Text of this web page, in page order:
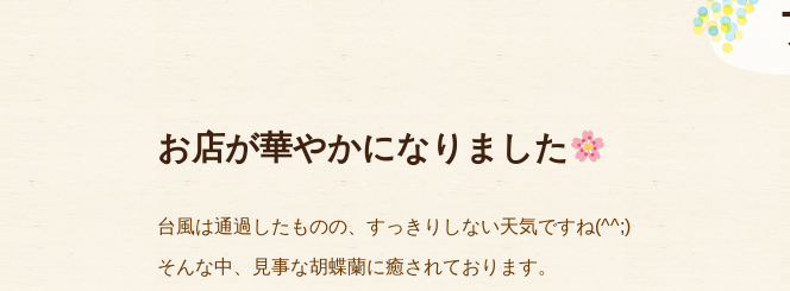
お店が華やかになりました
台風は通過したものの、すっきりしない天気ですね(^^;)
そんな中、見事な胡蝶蘭に癒されております。